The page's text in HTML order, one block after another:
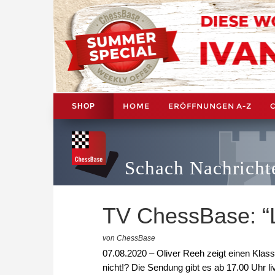
SHOP HOME ERÖFFNUNGEN A-Z
Schach
TV ChessBase:
von ChessBase
07.08.2020 – Oliver Reeh zeigt einen
nicht!? Die Sendung gibt es ab 17.00 Uhr